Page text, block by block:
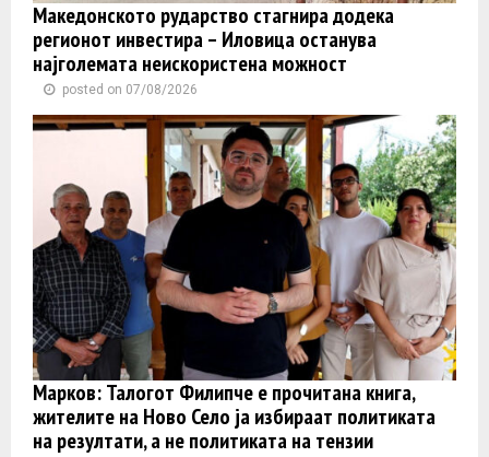
Македонското рударство стагнира додека
регионот инвестира – Иловица останува
најголемата неискористена можност
posted on 07/08/2026
Марков: Талогот Филипче е прочитана книга,
жителите на Ново Село ја избираат политиката
на резултати, а не политиката на тензии